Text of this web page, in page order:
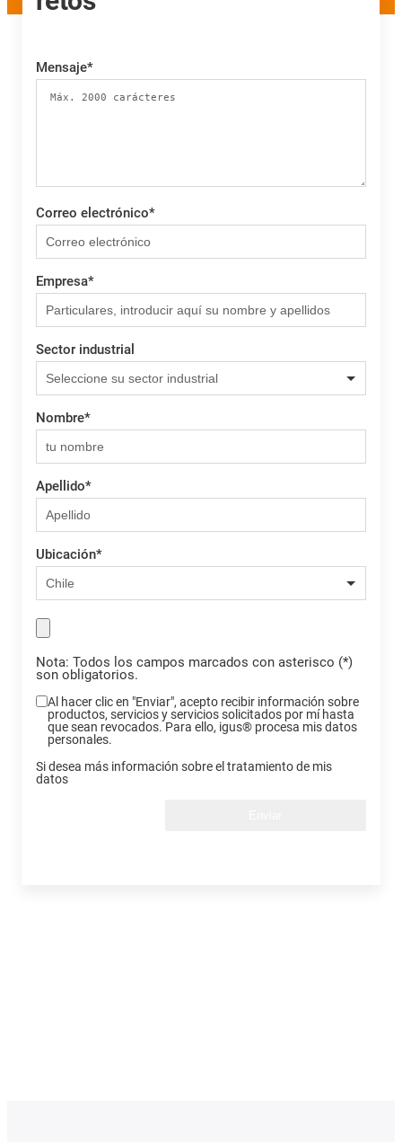
Mensaje*
Correo electrónico*
Empresa*
Sector industrial
Nombre*
Apellido*
Ubicación*
Nota: Todos los campos marcados con asterisco (*)
son obligatorios.
Al hacer clic en "Enviar", acepto recibir información sobre
productos, servicios y servicios solicitados por mí hasta
que sean revocados. Para ello, igus® procesa mis datos
personales.
Si desea más información sobre el tratamiento de mis
datos